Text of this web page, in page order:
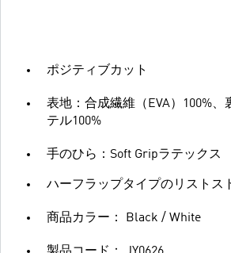
ポジティブカット
表地：合成繊維（EVA）100%、
テル100%
手のひら：Soft Gripラテックス
ハーフラップタイプのリストス
商品カラー： Black / White